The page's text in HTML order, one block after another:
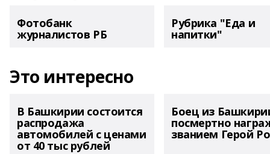
Фотобанк
журналистов РБ
Рубрика "Еда и
напитки"
Это интересно
В Башкирии состоится
распродажа
автомобилей с ценами
от 40 тыс рублей
Боец из
посмертно
званием Герой